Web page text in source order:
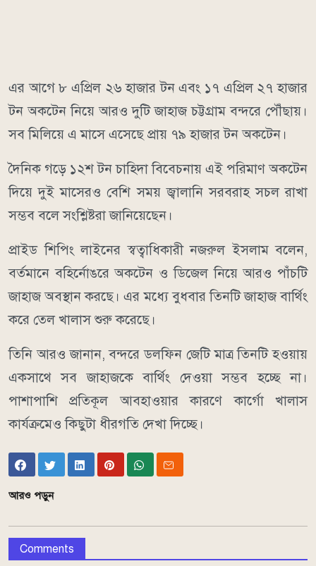
এর আগে ৮ এপ্রিল ২৬ হাজার টন এবং ১৭ এপ্রিল ২৭ হাজার
টন অকটেন নিয়ে আরও দুটি জাহাজ চট্টগ্রাম বন্দরে পৌঁছায়।
সব মিলিয়ে এ মাসে এসেছে প্রায় ৭৯ হাজার টন অকটেন।
দৈনিক গড়ে ১২শ টন চাহিদা বিবেচনায় এই পরিমাণ অকটেন
দিয়ে দুই মাসেরও বেশি সময় জ্বালানি সরবরাহ সচল রাখা
সম্ভব বলে সংশ্লিষ্টরা জানিয়েছেন।
প্রাইড শিপিং লাইনের স্বত্বাধিকারী নজরুল ইসলাম বলেন,
বর্তমানে বহির্নোঙরে অকটেন ও ডিজেল নিয়ে আরও পাঁচটি
জাহাজ অবস্থান করছে। এর মধ্যে বুধবার তিনটি জাহাজ বার্থিং
করে তেল খালাস শুরু করেছে।
তিনি আরও জানান, বন্দরে ডলফিন জেটি মাত্র তিনটি হওয়ায়
একসাথে সব জাহাজকে বার্থিং দেওয়া সম্ভব হচ্ছে না।
পাশাপাশি প্রতিকূল আবহাওয়ার কারণে কার্গো খালাস
কার্যক্রমেও কিছুটা ধীরগতি দেখা দিচ্ছে।
আরও পড়ুন
Comments